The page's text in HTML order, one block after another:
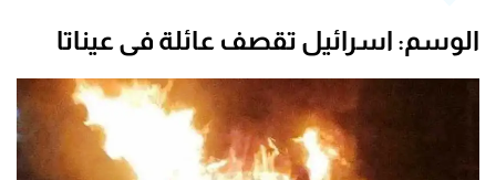
الوسم: اسرائيل تقصف عائلة في عيناتا